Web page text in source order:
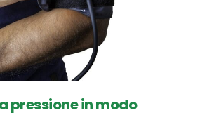
pressione in modo